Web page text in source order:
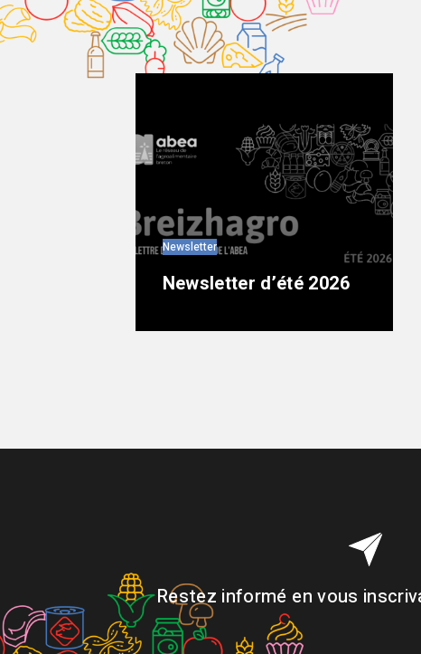
Newsletter
Newsletter d’été 2026
Restez informé en vous